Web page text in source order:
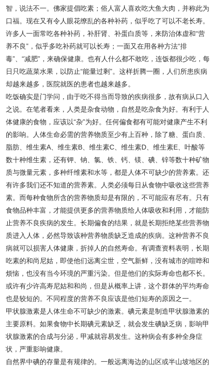
智，说法不一。佛家提倡吃素；俗人富人喜欢吃大鱼大肉，并称此为
口福。现在又有令人眼花缭乱的各种补药，似乎吃了可以不老长寿。
许多人一面常吃各种补药，补肝肾、补蛋白质等，来防治体虚和“营
养不良”，似乎多吃补药就可以长寿；一面又在用各种方法“排
毒”、“减肥”，来确保健康。也有人什么都不敢吃，连饭都很少吃，每
日只吃蔬菜水果，以防止“能量过剩”。这样折腾一圈，人们所患疾病
却越来越多，医院就医的患者也越来越多。
吃饭确实是门学问，由于吃不得当而导致的疾病很多，故有病从口入
之说。在笔者看来，人类是杂食动物，自然是吃杂食为好。有利于人
体健康的食物，应该以“杂”为好。任何偏食都有可能对健康产生不利
的影响。人体生命必需的营养物质至少有上百种，除了糖、蛋白质、
脂肪、维生素A、维生素B、维生素C、维生素D、维生素E、叶酸等
数十种维生素，还有钾、钠、氯、铁、钙、镁、碘、锌等数十种矿物
质与微量元素，多种纤维素和水等，都是人体不可缺少的营养素。还
有许多我们还不知道的营养素。人类必须每日从食物中吸收这些营养
素。而每种食物所含的营养物质却是有限的，不可能应有尽有。只有
食物品种丰富，才能提供更多的营养物质给人体吸收和利用，才能防
止营养不良疾病的发生。长期偏食的结果，就是长期拒绝某些营养物
质进入人体，必然导致该种营养物质缺乏造成的疾病。这种营养不良
病就可以损害人体健康，折掉人的自然寿命。有调查资料表明，长期
吃素的和尚尼姑，即使他们远离尘世，空气新鲜，没有城市的喧哗和
烦恼，也没有当今环境的严重污染。但是他们的实际寿命也都不长。
或许有少许高寿尼姑和和尚，但是从概率上讲，这个群体的平均寿命
也是较短的。不同程度的营养不良应该是他们短寿的原因之一。
甲状腺激素是人体生命不可缺少的激素。碘元素是制造甲状腺激素的
主要原料。如果食物中长期碘元素缺乏，就会发生碘缺乏病，影响甲
状腺激素的合成与分泌，甲减就容易发生。这种病会有多种全身症
状，严重影响健康。
自然界中碘的存量是有规律的。一般远离海边的山区或半山坡地区的